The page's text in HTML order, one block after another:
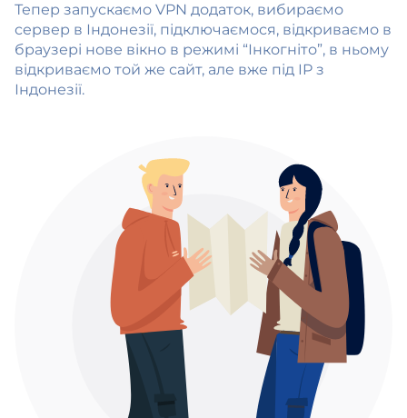
Тепер запускаємо VPN додаток, вибираємо
сервер в Індонезії, підключаємося, відкриваємо в
браузері нове вікно в режимі “Інкогніто”, в ньому
відкриваємо той же сайт, але вже під IP з
Індонезії.